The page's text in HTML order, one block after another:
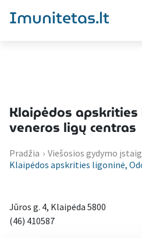
Imunitetas.lt
Klaipėdos
veneros ligų centras
Pradžia › Viešosios gydymo
Klaipėdos apskrities ligoninė,
Jūros g. 4, Klaipėda 5800
(46) 410587